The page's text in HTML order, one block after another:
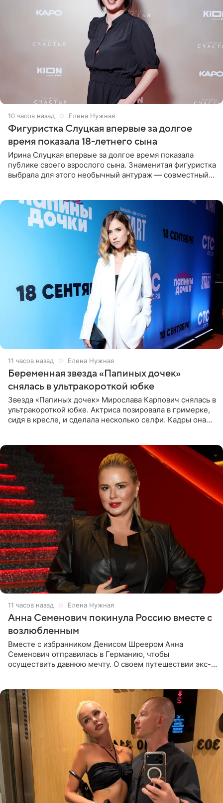
10 часов назад Елена Нужная
Фигуристка Слуцкая впервые за долгое
время показала 18-летнего сына
Ирина Слуцкая впервые за долгое время показала
публике своего взрослого сына. Знаменитая фигуристка
выбрала для этого необычный антураж — совместный
11 часов назад Елена Нужная
Беременная звезда «Папиных дочек»
снялась в ультракороткой юбке
Звезда «Папиных дочек» Мирослава Карпович снялась в
ультракороткой юбке. Актриса позировала в гримерке,
сидя в кресле, и сделала несколько селфи. Кадры она
11 часов назад Елена Нужная
Анна Семенович покинула Россию вместе с
возлюбленным
Вместе с избранником Денисом Шреером Анна
Семенович отправилась в Германию, чтобы
осуществить давнюю мечту. О своем путешествии экс-